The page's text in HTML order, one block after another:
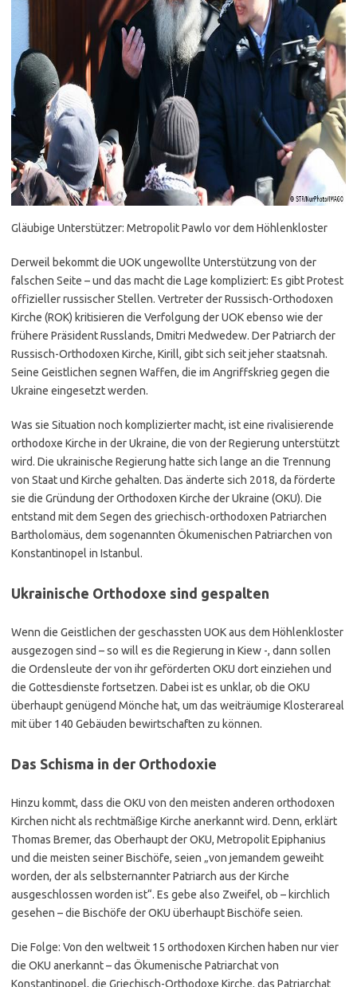
Gläubige Unterstützer: Metropolit Pawlo vor dem Höhlenkloster
Derweil bekommt die UOK ungewollte Unterstützung von der
falschen Seite – und das macht die Lage kompliziert: Es gibt Protest
offizieller russischer Stellen. Vertreter der Russisch-Orthodoxen
Kirche (ROK) kritisieren die Verfolgung der UOK ebenso wie der
frühere Präsident Russlands, Dmitri Medwedew. Der Patriarch der
Russisch-Orthodoxen Kirche, Kirill, gibt sich seit jeher staatsnah.
Seine Geistlichen segnen Waffen, die im Angriffskrieg gegen die
Ukraine eingesetzt werden.
Was sie Situation noch komplizierter macht, ist eine rivalisierende
orthodoxe Kirche in der Ukraine, die von der Regierung unterstützt
wird. Die ukrainische Regierung hatte sich lange an die Trennung
von Staat und Kirche gehalten. Das änderte sich 2018, da förderte
sie die Gründung der Orthodoxen Kirche der Ukraine (OKU). Die
entstand mit dem Segen des griechisch-orthodoxen Patriarchen
Bartholomäus, dem sogenannten Ökumenischen Patriarchen von
Konstantinopel in Istanbul.
Ukrainische Orthodoxe sind gespalten
Wenn die Geistlichen der geschassten UOK aus dem Höhlenkloster
ausgezogen sind – so will es die Regierung in Kiew -, dann sollen
die Ordensleute der von ihr geförderten OKU dort einziehen und
die Gottesdienste fortsetzen. Dabei ist es unklar, ob die OKU
überhaupt genügend Mönche hat, um das weiträumige Klosterareal
mit über 140 Gebäuden bewirtschaften zu können.
Das Schisma in der Orthodoxie
Hinzu kommt, dass die OKU von den meisten anderen orthodoxen
Kirchen nicht als rechtmäßige Kirche anerkannt wird. Denn, erklärt
Thomas Bremer, das Oberhaupt der OKU, Metropolit Epiphanius
und die meisten seiner Bischöfe, seien „von jemandem geweiht
worden, der als selbsternannter Patriarch aus der Kirche
ausgeschlossen worden ist“. Es gebe also Zweifel, ob – kirchlich
gesehen – die Bischöfe der OKU überhaupt Bischöfe seien.
Die Folge: Von den weltweit 15 orthodoxen Kirchen haben nur vier
die OKU anerkannt – das Ökumenische Patriarchat von
Konstantinopel, die Griechisch-Orthodoxe Kirche, das Patriarchat